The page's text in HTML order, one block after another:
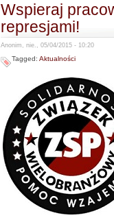
Wspieraj
represjami!
Anonim, nie., 05/04/2015 - 10:20
Tagged: Aktualności